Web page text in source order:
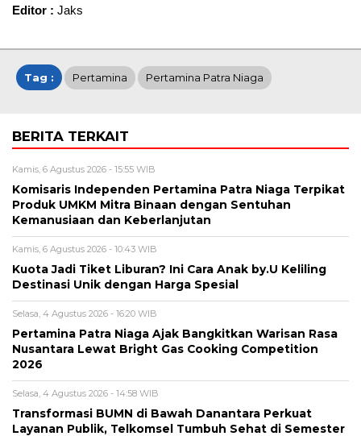
Editor : Jaks
Tag : Pertamina Pertamina Patra Niaga
BERITA TERKAIT
Kamis, 6 Agustus 2026 - 15:55 WIB
Komisaris Independen Pertamina Patra Niaga Terpikat
Produk UMKM Mitra Binaan dengan Sentuhan
Kemanusiaan dan Keberlanjutan
Kamis, 6 Agustus 2026 - 10:43 WIB
Kuota Jadi Tiket Liburan? Ini Cara Anak by.U Keliling
Destinasi Unik dengan Harga Spesial
Selasa, 4 Agustus 2026 - 16:20 WIB
Pertamina Patra Niaga Ajak Bangkitkan Warisan Rasa
Nusantara Lewat Bright Gas Cooking Competition
2026
Selasa, 4 Agustus 2026 - 14:58 WIB
Transformasi BUMN di Bawah Danantara Perkuat
Layanan Publik, Telkomsel Tumbuh Sehat di Semester